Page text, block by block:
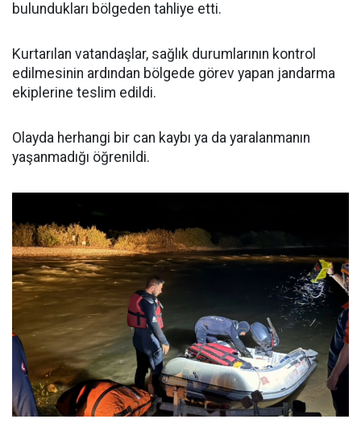
bulundukları bölgeden tahliye etti.
Kurtarılan vatandaşlar, sağlık durumlarının kontrol
edilmesinin ardından bölgede görev yapan jandarma
ekiplerine teslim edildi.
Olayda herhangi bir can kaybı ya da yaralanmanın
yaşanmadığı öğrenildi.